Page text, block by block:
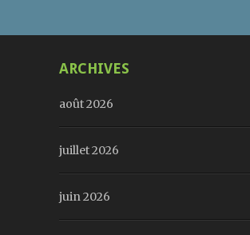
ARCHIVES
août 2026
juillet 2026
juin 2026